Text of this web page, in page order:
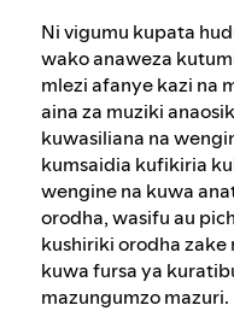
Ni vigumu kupata
wako anaweza
mlezi afanye kazi na
aina za muziki
kuwasiliana na
kumsaidia kufikiria
wengine na kuwa
orodha, wasifu au
kushiriki orodha
kuwa fursa ya
mazungumzo mazuri.